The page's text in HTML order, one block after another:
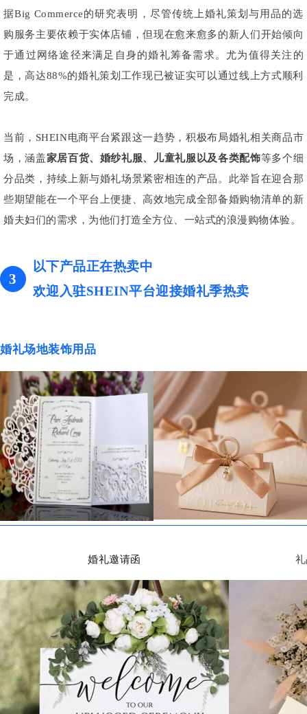
据Big Commerce的研究表明，尽管传统上婚礼策划与用品的选
购服务主要依赖于实体店铺，但现在愈来愈多的新人们开始倾向
于通过网络途径来满足自身的婚礼筹备需求。尤为值得关注的
是，高达88%的婚礼策划工作现已被证实可以通过线上方式顺利
完成。
当前，SHEIN电商平台紧跟这一趋势，积极布局婚礼相关商品市
场，涵盖家居百货、婚纱礼服、儿童礼服以及各类配饰等多个细
分品类，持续上新与婚礼场景紧密相连的产品。此举旨在迎合那
些期望能在一个平台上便捷、高效地完成全部备婚购物清单的新
婚夫妇们的需求，为他们打造全方位、一站式的浪漫购物体验。
3
以下产品正在热卖中
欢迎入驻SHEIN平台迎接婚礼季热卖
婚礼场地装饰用品
婚礼邀请函